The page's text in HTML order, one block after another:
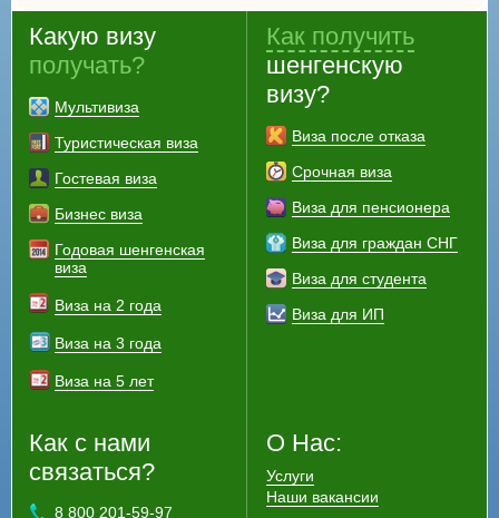
Какую визу
получать?
Мультивиза
Туристическая виза
Гостевая виза
Бизнес виза
Годовая шенгенская
виза
Виза на 2 года
Виза на 3 года
Виза на 5 лет
Как получить
шенгенскую
визу?
Виза после отказа
Срочная виза
Виза для пенсионера
Виза для граждан СНГ
Виза для студента
Виза для ИП
Как с нами
связаться?
8 800 201-59-97
О Нас:
Услуги
Наши вакансии